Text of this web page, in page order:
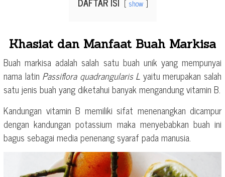
show
Khasiat dan Manfaat Buah Markisa
Buah markisa adalah salah satu buah unik yang mempunyai
nama latin Passiflora quadrangularis L yaitu merupakan salah
satu jenis buah yang diketahui banyak mengandung vitamin B.
Kandungan vitamin B memiliki sifat menenangkan dicampur
dengan kandungan potassium maka menyebabkan buah ini
bagus sebagai media penenang syaraf pada manusia.